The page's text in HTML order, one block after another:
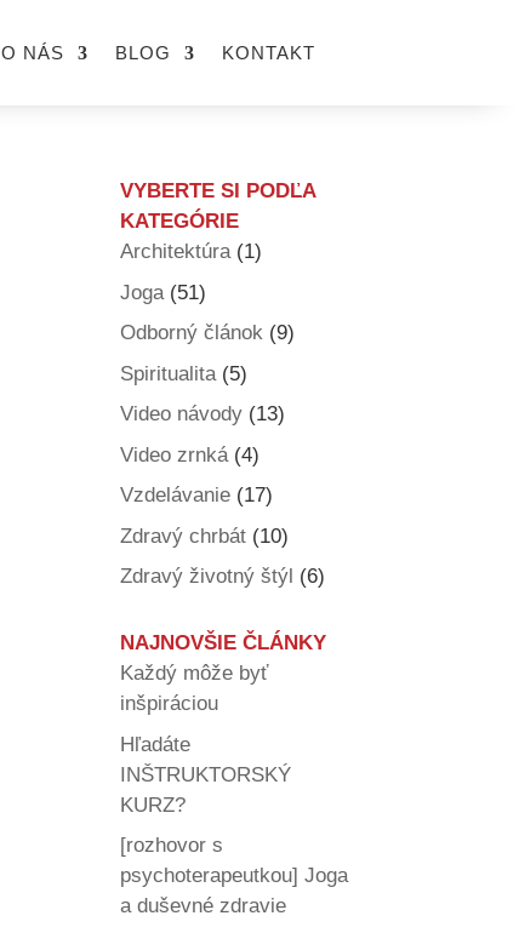
O NÁS BLOG KONTAKT
VYBERTE SI PODĽA
KATEGÓRIE
Architektúra(1)
Joga (51)
Odborný článok (9)
Spiritualita (5)
Video návody (13)
Video zrnká (4)
Vzdelávanie (17)
Zdravý chrbát (10)
Zdravý životný štýl (6)
NAJNOVŠIE ČLÁNKY
Každý môže byť
inšpiráciou
Hľadáte
INŠTRUKTORSKÝ
KURZ?
[rozhovor s
psychoterapeutkou] Joga
a duševné zdravie